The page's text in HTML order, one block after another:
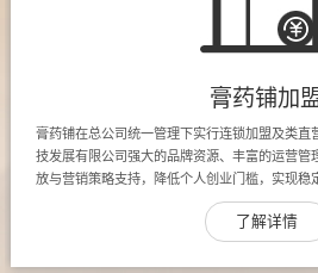
膏药铺加
膏药铺在总公司统一管理下实行连锁加盟及类直
技发展有限公司强大的品牌资源、丰富的运营管
放与营销策略支持，降低个人创业门槛，实现稳
了解详情